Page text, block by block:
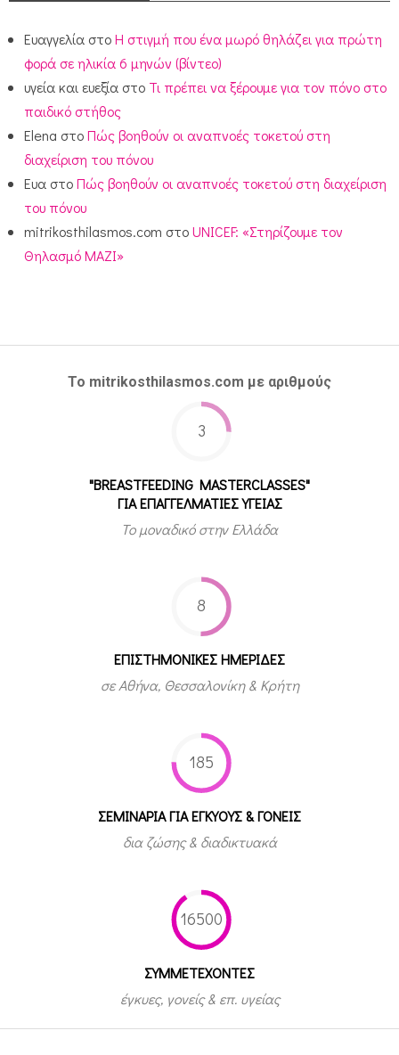
Ευαγγελία στοΗ στιγμή που ένα μωρό θηλάζει για πρώτη
φορά σε ηλικία 6 μηνών (βίντεο)
υγεία και ευεξία στο Τι πρέπει να ξέρουμε για τον πόνο στο
παιδικό στήθος
Elena στοΠώς βοηθούν οι αναπνοές τοκετού στη
διαχείριση του πόνου
Ευα στοΠώς βοηθούν οι αναπνοές τοκετού στη διαχείριση
του πόνου
mitrikosthilasmos.com στοUNICEF: «Στηρίζουμε τον
Θηλασμό ΜΑΖΙ»
Το mitrikosthilasmos.com με αριθμούς
3
"BREASTFEEDING MASTERCLASSES"
ΓΙΑ ΕΠΑΓΓΕΛΜΑΤΙΕΣ ΥΓΕΙΑΣ
Το μοναδικό στην Ελλάδα
8
ΕΠΙΣΤΗΜΟΝΙΚΕΣ ΗΜΕΡΙΔΕΣ
σε Αθήνα, Θεσσαλονίκη & Κρήτη
185
ΣΕΜΙΝΑΡΙΑ ΓΙΑ ΕΓΚΥΟΥΣ & ΓΟΝΕΙΣ
δια ζώσης & διαδικτυακά
16500
ΣΥΜΜΕΤEΧΟΝΤΕΣ
έγκυες, γονείς & επ. υγείας